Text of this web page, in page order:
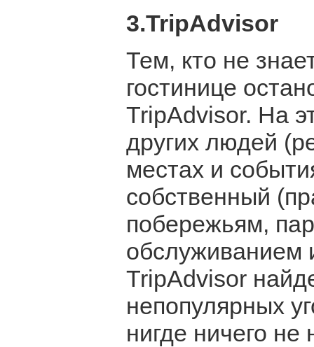
3.TripAdvisor
Тем, кто не
гостинице
TripAdvisor. На
других людей
местах и
собственный
побережьям,
обслуживанием
TripAdvisor
непопулярных
нигде ничего не